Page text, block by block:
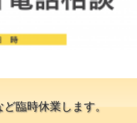
臨時休業します。